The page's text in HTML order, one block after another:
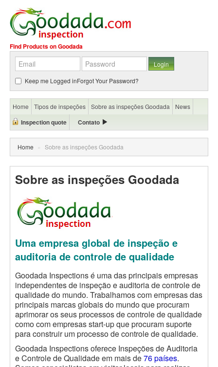
Find Products on Goodada
Keep me Logged inForgot Your Password?
Home Tipos de inspeções Sobre as inspeções Goodada News
Inspection quote Contato
Home » Sobre as inspeções Goodada
Sobre as inspeções Goodada
Uma empresa global de inspeção e
auditoria de controle de qualidade
Goodada Inspections é uma das principais empresas
independentes de inspeção e auditoria de controle de
qualidade do mundo. Trabalhamos com empresas das
principais marcas globais do mundo que procuram
aprimorar os seus processos de controle de qualidade
como com empresas start-up que procuram suporte
para construir um processo de controle de qualidade.
Goodada Inspections oferece Inspeções de Auditoria
e Controle de Qualidade em mais de76 países.